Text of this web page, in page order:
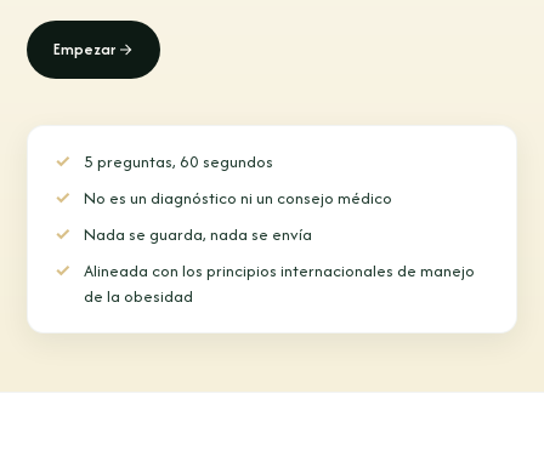
Empezar
5 preguntas, 60 segundos
No es un diagnóstico ni un consejo médico
Nada se guarda, nada se envía
Alineada con los principios internacionales de manejo
de la obesidad